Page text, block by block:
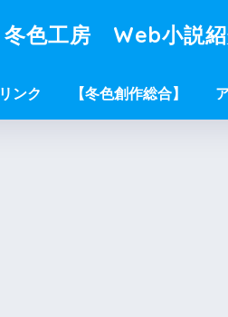
冬色工房 Web小説紹
リンク 【冬色創作総合】